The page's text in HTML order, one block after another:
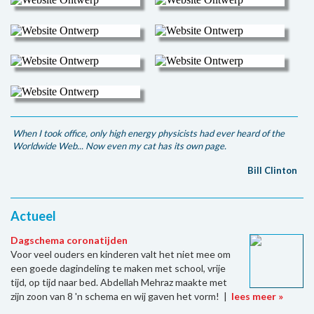
When I took office, only high energy physicists had ever heard of the
Worldwide Web... Now even my cat has its own page.
Bill Clinton
Actueel
Dagschema coronatijden
Voor veel ouders en kinderen valt het niet mee om
een goede dagindeling te maken met school, vrije
tijd, op tijd naar bed. Abdellah Mehraz maakte met
zijn zoon van 8 'n schema en wij gaven het vorm! | lees meer »